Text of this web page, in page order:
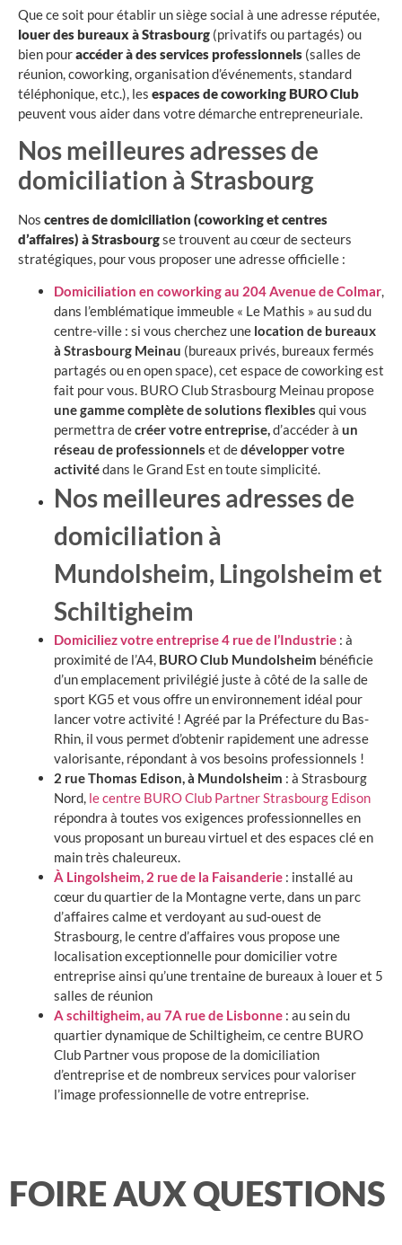
Que ce soit pour établir un siège social à une adresse réputée,
louer des bureaux à Strasbourg (privatifs ou partagés) ou
bien pouraccéder à des services professionnels (salles de
réunion, coworking, organisation d’événements, standard
téléphonique, etc.), les espaces de coworking BURO Club
peuvent vous aider dans votre démarche entrepreneuriale.
Nos meilleures adresses de
domiciliation à Strasbourg
Nos centres de domiciliation (coworking et centres
d’affaires) à Strasbourgse trouvent au cœur de secteurs
stratégiques, pour vous proposer une adresse officielle :
Domiciliation en coworking au 204 Avenue de Colmar,
dans l’emblématique immeuble « Le Mathis » au sud du
centre-ville : si vous cherchez une location de bureaux
à Strasbourg Meinau (bureaux privés, bureaux fermés
partagés ou en open space), cet espace de coworking est
fait pour vous. BURO Club Strasbourg Meinau propose
une gamme complète de solutions flexibles qui vous
permettra decréer votre entreprise,d’accéder à un
réseau de professionnels et dedévelopper votre
activitédans le Grand Est en toute simplicité.
Nos meilleures adresses de
domiciliation à
Mundolsheim, Lingolsheim et
Schiltigheim
Domiciliez votre entreprise 4 rue de l’Industrie : à
proximité de l’A4, BURO Club Mundolsheim bénéficie
d’un emplacement privilégié juste à côté de la salle de
sport KG5 et vous offre un environnement idéal pour
lancer votre activité ! Agréé par la Préfecture du Bas-
Rhin, il vous permet d’obtenir rapidement une adresse
valorisante, répondant à vos besoins professionnels !
2 rue Thomas Edison, à Mundolsheim : à Strasbourg
Nord, le centre BURO Club Partner Strasbourg Edison
répondra à toutes vos exigences professionnelles en
vous proposant un bureau virtuel et des espaces clé en
main très chaleureux.
À Lingolsheim, 2 rue de la Faisanderie : installé au
cœur du quartier de la Montagne verte, dans un parc
d’affaires calme et verdoyant au sud-ouest de
Strasbourg, le centre d’affaires vous propose une
localisation exceptionnelle pour domicilier votre
entreprise ainsi qu’une trentaine de bureaux à louer et 5
salles de réunion
A schiltigheim, au 7A rue de Lisbonne : au sein du
quartier dynamique de Schiltigheim, ce centre BURO
Club Partner vous propose de la domiciliation
d’entreprise et de nombreux services pour valoriser
l’image professionnelle de votre entreprise.
FOIRE AUX QUESTIONS